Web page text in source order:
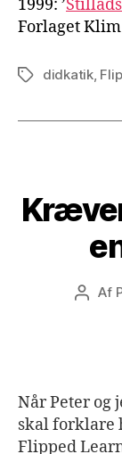
1999: ’
Forlaget Klim
Tagsdidkatik,
Af
Når Peter og
skal forklare
Flipped